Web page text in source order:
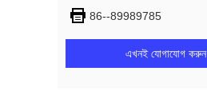
86--89989785
এখনই যোগাযোগ করুন